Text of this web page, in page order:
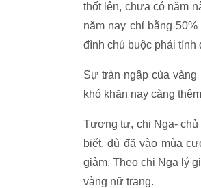
thốt lên, chưa có năm
năm nay chỉ bằng
đình chú buộc phải
Sự tràn ngập của
khó khăn nay càng
Tương tự, chị Nga- chủ
biết, dù đã vào mùa
giảm. Theo chị Nga lý
vàng nữ trang.